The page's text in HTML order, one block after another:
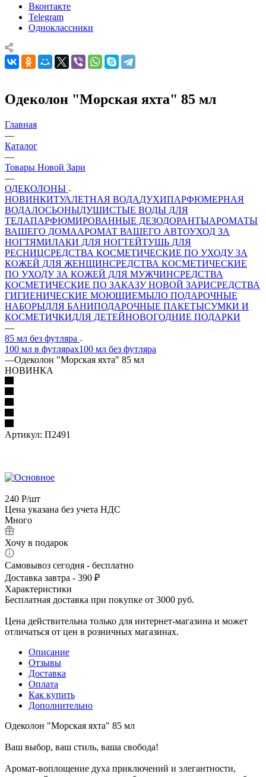
Вконтакте
Telegram
Одноклассники
Одеколон "Морская яхта" 85 мл
Главная
—
Каталог
—
Товары Новой Зари
—
ОДЕКОЛОНЫ
НОВИНКИТУАЛЕТНАЯ ВОДАДУХИПАРФЮМЕРНАЯ
ВОДАЛОСЬОНЫДУШИСТЫЕ ВОДЫ ДЛЯ
ТЕЛАПАРФЮМИРОВАННЫЕ ДЕЗОДОРАНТЫАРОМАТЫ
ВАШЕГО ДОМААРОМАТ ВАШЕГО АВТОУХОД ЗА
НОГТЯМИЛАКИ ДЛЯ НОГТЕЙТУШЬ ДЛЯ
РЕСНИЦСРЕДСТВА КОСМЕТИЧЕСКИЕ ПО УХОДУ ЗА
КОЖЕЙ ДЛЯ ЖЕНЩИНСРЕДСТВА КОСМЕТИЧЕСКИЕ
ПО УХОДУ ЗА КОЖЕЙ ДЛЯ МУЖЧИНСРЕДСТВА
КОСМЕТИЧЕСКИЕ ПО ЗАКАЗУ НОВОЙ ЗАРИСРЕДСТВА
ГИГИЕНИЧЕСКИЕ МОЮЩИЕМЫЛО ПОДАРОЧНЫЕ
НАБОРЫДЛЯ БАНИПОДАРОЧНЫЕ ПАКЕТЫСУМКИ И
КОСМЕТИЧКИДЛЯ ДЕТЕЙНОВОГОДНИЕ ПОДАРКИ
—
85 мл без футляра
100 мл в футлярах100 мл без футляра
—Одеколон "Морская яхта" 85 мл
НОВИНКА
Артикул: П2491
240 Р/шт
Цена указана без учета НДС
Много
Хочу в подарок
Самовывоз сегодня - бесплатно
Доставка завтра - 390 ₽
Характеристики
Бесплатная доставка при покупке от 3000 руб.
Цена действительна только для интернет-магазина и может
отличаться от цен в розничных магазинах.
Описание
Отзывы
Доставка
Оплата
Как купить
Дополнительно
Одеколон "Морская яхта" 85 мл
Ваш выбор, ваш стиль, ваша свобода!
Аромат-воплощение духа приключений и элегантности,